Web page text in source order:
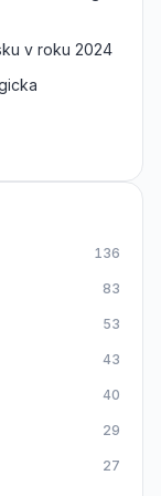
v roku 2024
136
83
53
43
40
29
27